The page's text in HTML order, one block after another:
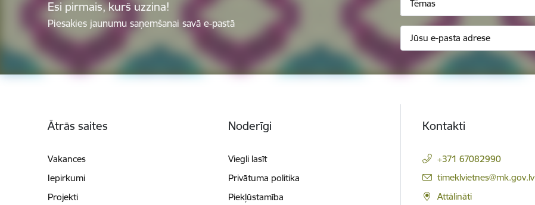
Esi pirmais, kurš uzzina!
Piesakies jaunumu saņemšanai savā e-pastā
Tēmas
Ātrās saites
Vakances
Iepirkumi
Projekti
Noderīgi
Viegli lasīt
Privātuma politika
Piekļūstamība
Kontakti
+371 67082990
E-pasts:
timeklvietnes@mk.gov.lv
Attālināti